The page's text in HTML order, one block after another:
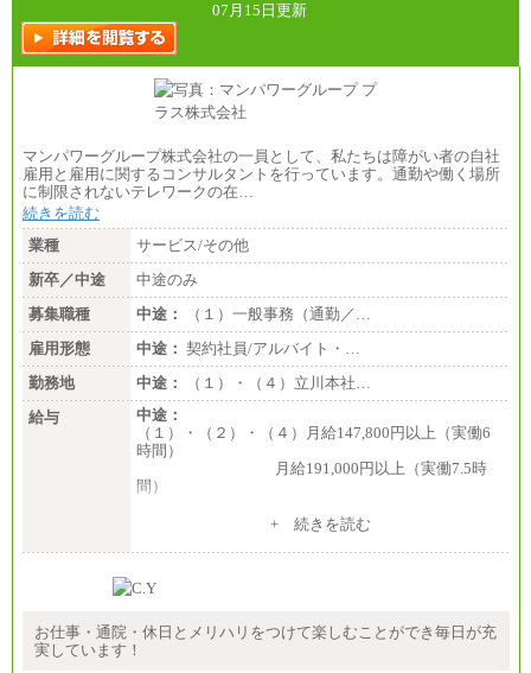
訪日事業職 月給202,000～227,000円＋地域間調整
給
※詳細はJTBキャリアサイトよりご確認ください。
■(株)JTBビジネストランスフォーム
総合職 月給205,000～225,000円＋地域間調整給
エリア総合職 月給185,000円＋地域間調整給
■(株)JTBデータサービス ※2027年新卒募集終了
総合職 月給186,000～194,000円＋地域手当
■I&Jデジタルイノベーション(株)
総合職 月給224,500～242,600円＋地域手当
※詳細はJTBキャリアサイトよりご確認ください。
＜有期社員コース＞
■(株)JTBビジネストランスフォーム
有期契約職 月給185,000～195,000円
※詳細はJTBキャリアサイトよりご確認ください。
■(株)JTBパブリッシング ※2027年新卒募集終了
総合職 月給241,000円
中途：
①月給227,000円以上
②月給212,000円以上
③月給172,500円以上
⑤月給20万円～25万円
⑧～⑮月給200,000円〜月給400,000円
⑯月給185,000円以上
⑱月給212,000円以上
07月15日更新
マンパワーグループ株式会社の一員として、私たちは障がい者の自社
雇用と雇用に関するコンサルタントを行っています。通勤や働く場所
に制限されないテレワークの在…
続きを読む
業種
サービス/その他
新卒／中途
中途のみ
募集職種
中途：
（１）一般事務（通勤／…
雇用形態
中途： 契約社員/アルバイト・…
勤務地
中途：
（１）・（４）立川本社…
給与
中途：
（１）・（２）・（４）月給147,800円以上（実働6
時間）
月給191,000円以上（実働7.5時
間）
（３）月給191,000円以上（実働7.5時間）
（５）月給147,800円以上（実働6時間）
時給 1,226円（実働4.5時間）
間額換算額）
・退職金相当手当 37円
+ 続きを読む
お仕事・通院・休日とメリハリをつけて楽しむことができ毎日が充
実しています！